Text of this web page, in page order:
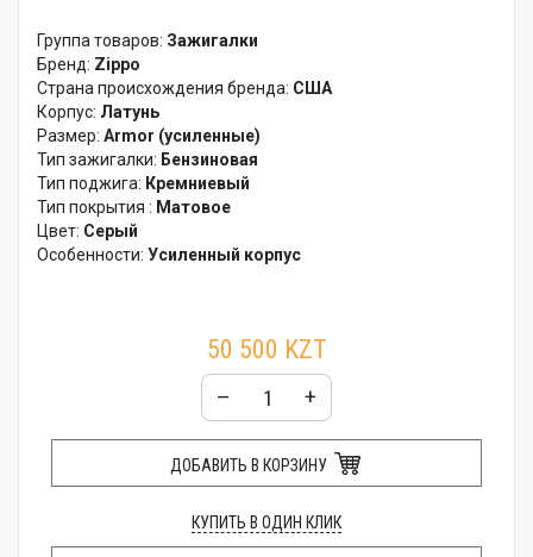
Группа товаров: Зажигалки
Бренд: Zippo
Страна происхождения бренда: США
Корпус: Латунь
Размер: Armor (усиленные)
Тип зажигалки: Бензиновая
Тип поджига: Кремниевый
Тип покрытия : Матовое
Цвет: Серый
Особенности: Усиленный корпус
50 500 KZT
– +
ДОБАВИТЬ В КОРЗИНУ
КУПИТЬ В ОДИН КЛИК